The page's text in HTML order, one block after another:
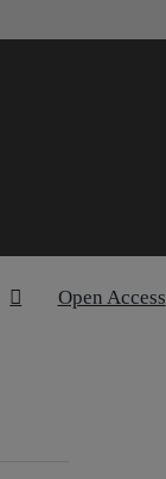
Open Access